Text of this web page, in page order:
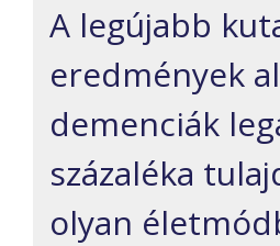
A legújabb
eredmények
demenciák
százaléka
olyan